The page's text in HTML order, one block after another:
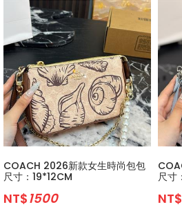
COACH 2026新款女生時尚包包
尺寸：19*12CM
NT$1500
尺寸
NT$